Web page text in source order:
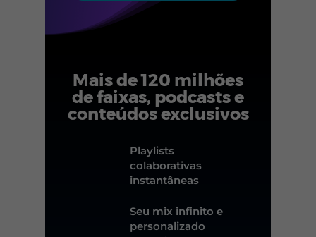
Mais de 120 milhões
de faixas, podcasts e
conteúdos exclusivos
Playlists
colaborativas
instantâneas
Seu mix infinito e
personalizado